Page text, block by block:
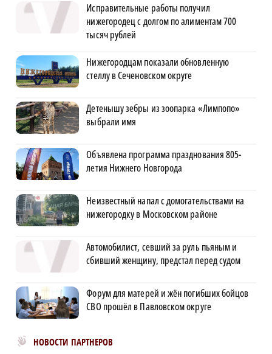
Исправительные работы получил
нижегородец с долгом по алиментам 700
тысяч рублей
Нижегородцам показали обновленную
стеллу в Сеченовском округе
Детенышу зебры из зоопарка «Лимпопо»
выбрали имя
Объявлена программа празднования 805-
летия Нижнего Новгорода
Неизвестный напал с домогательствами на
нижегородку в Московском районе
Автомобилист, севший за руль пьяным и
сбивший женщину, предстал перед судом
Форум для матерей и жён погибших бойцов
СВО прошёл в Павловском округе
НОВОСТИ ПАРТНЕРОВ
Новости МирТесен